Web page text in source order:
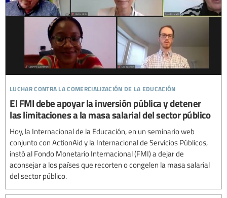
luchar contra la comercialización de la educación
El FMI debe apoyar la inversión pública y detener
las limitaciones a la masa salarial del sector público
Hoy, la Internacional de la Educación, en un seminario web
conjunto con ActionAid y la Internacional de Servicios Públicos,
instó al Fondo Monetario Internacional (FMI) a dejar de
aconsejar a los países que recorten o congelen la masa salarial
del sector público.